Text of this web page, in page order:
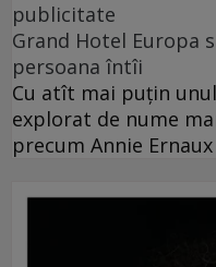
publicitate
Grand Hotel Europa
persoana întîi
Cu atît mai puțin
explorat de nume
precum Annie